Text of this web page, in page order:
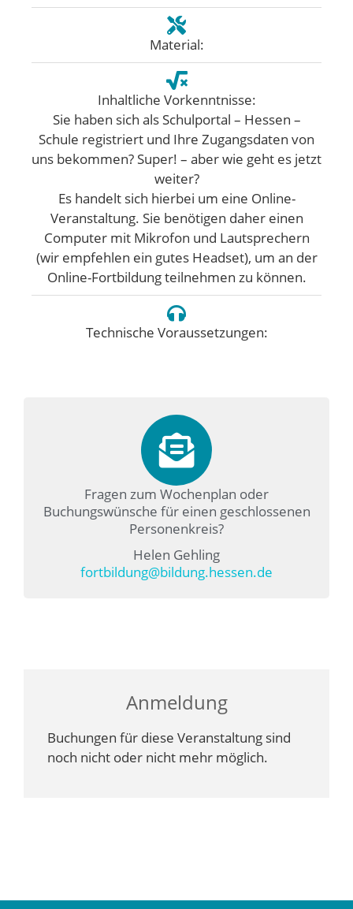
Material:
Inhaltliche Vorkenntnisse:
Sie haben sich als Schulportal – Hessen –
Schule registriert und Ihre Zugangsdaten von
uns bekommen? Super! – aber wie geht es jetzt
weiter?
Es handelt sich hierbei um eine Online-
Veranstaltung. Sie benötigen daher einen
Computer mit Mikrofon und Lautsprechern
(wir empfehlen ein gutes Headset), um an der
Online-Fortbildung teilnehmen zu können.
Technische Voraussetzungen:
Fragen zum Wochenplan oder
Buchungswünsche für einen geschlossenen
Personenkreis?
Helen Gehling
fortbildung@bildung.hessen.de
Anmeldung
Buchungen für diese Veranstaltung sind
noch nicht oder nicht mehr möglich.